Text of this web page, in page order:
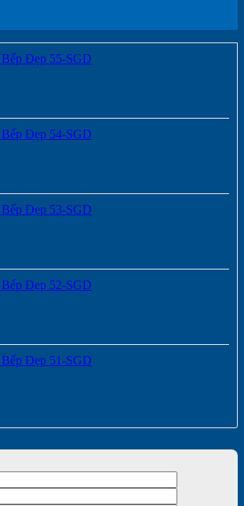
Đẹp 55-SGD
Đẹp 54-SGD
Đẹp 53-SGD
Đẹp 52-SGD
Đẹp 51-SGD